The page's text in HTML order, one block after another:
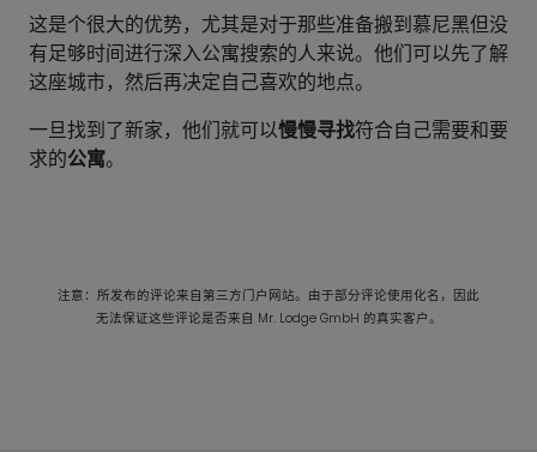
这是个很大的优势，尤其是对于那些准备搬到慕尼黑但没
有足够时间进行深入公寓搜索的人来说。他们可以先了解
这座城市，然后再决定自己喜欢的地点。
一旦找到了新家，他们就可以慢慢寻找符合自己需要和要
求的公寓。
注意：所发布的评论来自第三方门户网站。由于部分评论使用化名，因此
无法保证这些评论是否来自 Mr. Lodge GmbH 的真实客户。